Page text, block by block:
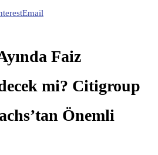
Email
Faiz
mi? Citigroup
Önemli